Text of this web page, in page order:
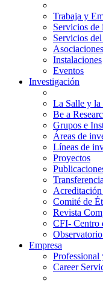
Trabaja y
Servicios de
Servicios
Instalaciones
Eventos
Investigación
La Salle y la
Be a
Grupos e
Áreas de
Líneas de
Proyectos
Comité de
Revista
CFI- Centro
Empresa
Professional
Career